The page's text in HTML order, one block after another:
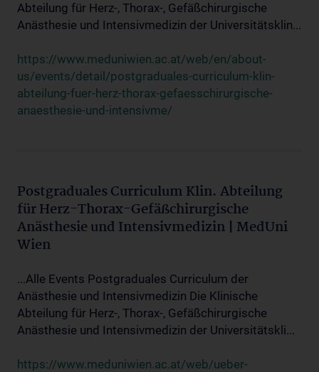
Abteilung für Herz-, Thorax-, Gefäßchirurgische
Anästhesie und Intensivmedizin der Universitätsklin...
https://www.meduniwien.ac.at/web/en/about-
us/events/detail/postgraduales-curriculum-klin-
abteilung-fuer-herz-thorax-gefaesschirurgische-
anaesthesie-und-intensivme/
Postgraduales Curriculum Klin. Abteilung
für Herz-Thorax-Gefäßchirurgische
Anästhesie und Intensivmedizin | MedUni
Wien
...Alle Events Postgraduales Curriculum der
Anästhesie und Intensivmedizin Die Klinische
Abteilung für Herz-, Thorax-, Gefäßchirurgische
Anästhesie und Intensivmedizin der Universitätskli...
https://www.meduniwien.ac.at/web/ueber-